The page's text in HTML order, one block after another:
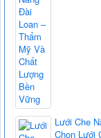
Lưới Che
Chọn Lưới